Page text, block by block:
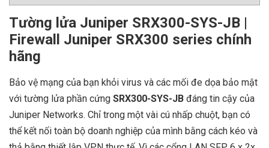
Tường lửa Juniper SRX300-SYS-JB |
Firewall Juniper SRX300 series chính
hãng
Bảo vệ mạng của bạn khỏi virus và các mối đe dọa bảo mật
với tường lửa phần cứng SRX300-SYS-JB đáng tin cậy của
Juniper Networks. Chỉ trong một vài cú nhấp chuột, bạn có
thể kết nối toàn bộ doanh nghiệp của mình bằng cách kéo và